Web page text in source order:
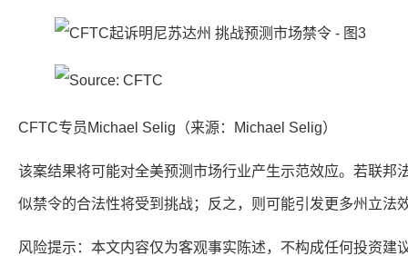
CFTC专员Michael Selig（来源：Michael Selig）
该案结果将可能对全美预测市场行业产生示范效应。若联邦
似禁令的合法性将受到挑战；反之，则可能引发更多州立法
风险提示：本文内容仅为客观事实陈述，不构成任何投资建